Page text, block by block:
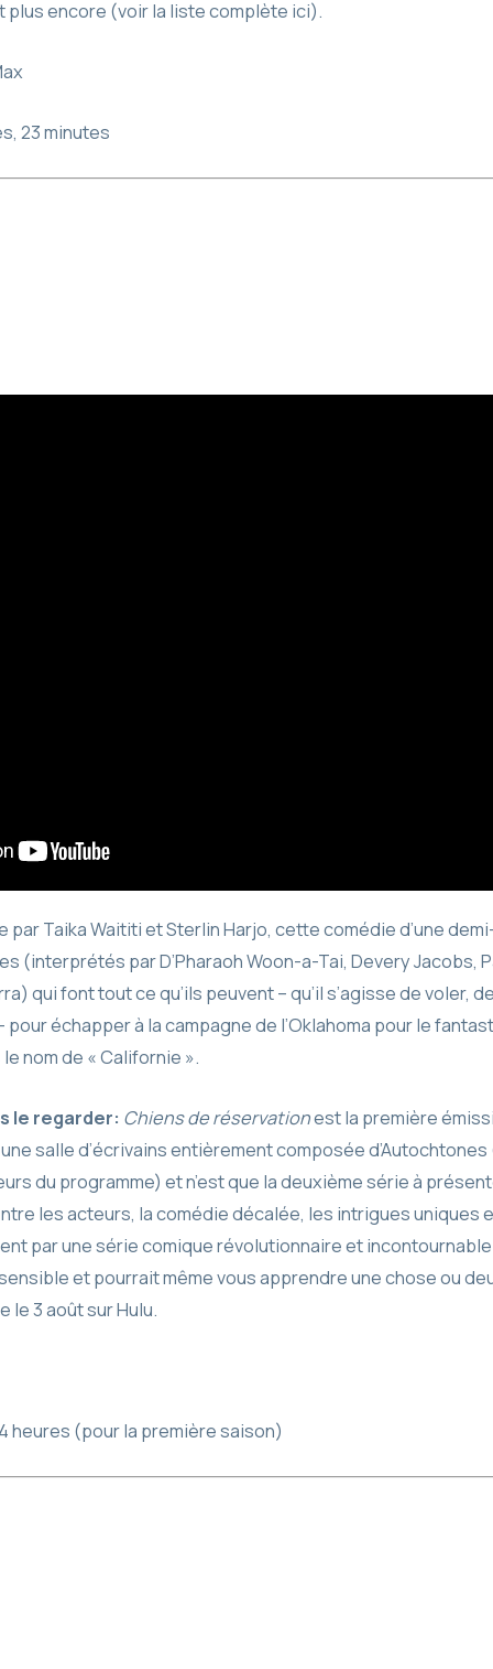
plus encore (voir la liste complète ici).
23 minutes
par Taika Waititi et Sterlin Harjo, cette comédie d’une
(interprétés par D’Pharaoh Woon-a-Tai, Devery Jacobs,
qui font tout ce qu’ils peuvent – qu’il s’agisse de voler,
pour échapper à la campagne de l’Oklahoma pour le
nom de « Californie ».
le regarder: Chiens de réservationest la première
salle d’écrivains entièrement composée d’Autochtones
du programme) et n’est que la deuxième série à
les acteurs, la comédie décalée, les intrigues uniques
par une série comique révolutionnaire et
et pourrait même vous apprendre une chose ou
le 3 août sur Hulu.
heures (pour la première saison)